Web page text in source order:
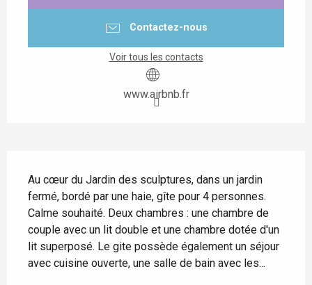
Contactez-nous
Voir tous les contacts
www.airbnb.fr
Au cœur du Jardin des sculptures, dans un jardin
fermé, bordé par une haie, gîte pour 4 personnes.
Calme souhaité. Deux chambres : une chambre de
couple avec un lit double et une chambre dotée d'un
lit superposé. Le gite possède également un séjour
avec cuisine ouverte, une salle de bain avec les...